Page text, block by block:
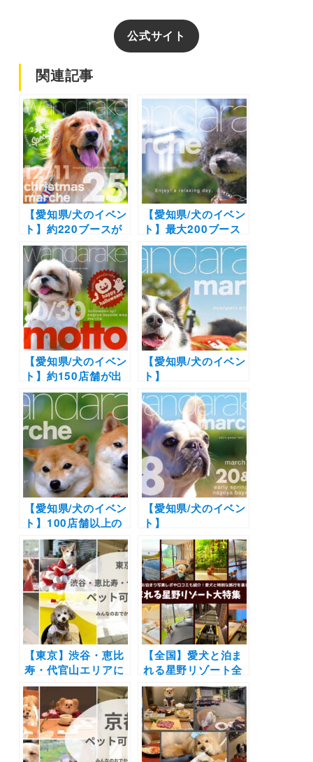
公式サイト
関連記事
【愛知県/犬のイベン
ト】約220ブースが
出店
「wandarake25」
クリスマススペシャ
ルイベント！犬種別
オフ会も同時開催！
（名古屋港ガーデン
ふ頭ひがし広場）
12/11
【愛知県/犬のイベン
ト】最大200ブース
のドッグマルシェイ
ベント！
「wandarake​ 23」
（名古屋港ガーデン
ふ頭ひがし広場）
6/5開催
【愛知県/犬のイベン
ト】約150店舗が出
店！一日愛犬と一緒
に楽しめるマルシェ
イベント♪ハロウィ
ンや体験イベントも
開催！「motto!
wandarake」（名
古屋港ガーデンふ頭
ひがし広場）10/30
【愛知県/犬のイベン
ト】
「wanndarake」
（「Maker’s Pier」
メイカーズ ピア）に
行こう！プールや水
遊びエリアなど1日
中楽しめる♪
【愛知県/犬のイベン
ト】100店舗以上の
日本最大のワンコの
マルシェ！
「wandarake 21」
（名古屋港ガーデン
ふ頭ひがし広場）
12/12（日）開催！
【愛知県/犬のイベン
ト】
「wanndarake」
（Meker’s Pier 隣
接エリア）
【東京】渋谷・恵比
寿・代官山エリアに
あるペット可カフ
ェ・レストラン19
選！実際のおでかけ
レポ付き
【全国】愛犬と泊ま
れる星野リゾート全
42施設大特集！実際
のお泊まり写真レポ
や口コミも | 大切な
ペットと特別な旅行
を楽しもう♪